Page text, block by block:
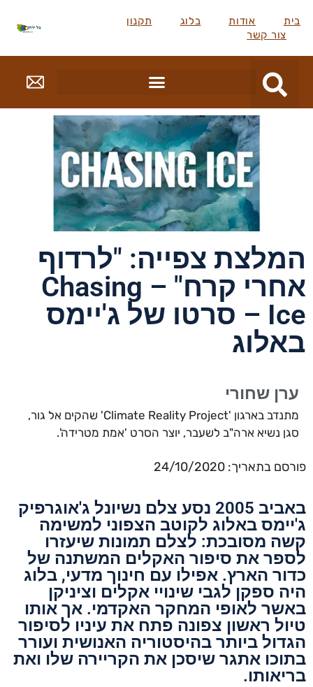
בית אודות בלוג
תקנון
צור קשר
המלצת צפייה: "לרדוף
אחרי קרח" – Chasing
Ice – סרטו של ג'יימס
באלוג
ערן שחורי
מתנדב בארגון 'Climate Reality Project' שהקים אל גור,
סגן נשיא ארה"ב לשעבר, יוצר הסרט 'אמת מטרידה'.
פורסם בתאריך: 24/10/2020
באביב 2005 נסע צלם נשיונל ג'אוגרפיק
ג'יימס באלוג לקוטב הצפוני למשימה
קשה מסובכת: לצלם תמונות שיעזרו
לספר את סיפור האקלים המשתנה של
כדור הארץ. אפילו עם חינוך מדעי, בלוג
היה ספקן לגבי שינויי אקלים וציניקן
באשר לאופי המחקר האקדמי. אך אותו
טיול ראשון צפונה פתח את עיניו לסיפור
הגדול ביותר בהיסטוריה האנושית ועורר
בתוכו אתגר שיסכן את הקריירה שלו ואת
בריאותו.